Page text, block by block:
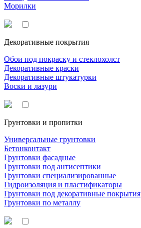
Морилки
Декоративные покрытия
Обои под покраску и стеклохолст
Декоративные краски
Декоративные штукатурки
Воски и лазури
Грунтовки и пропитки
Универсальные грунтовки
Бетонконтакт
Грунтовки фасадные
Грунтовки под антисептики
Грунтовки специализированные
Гидроизоляция и пластификаторы
Грунтовки под декоративные покрытия
Грунтовки по металлу